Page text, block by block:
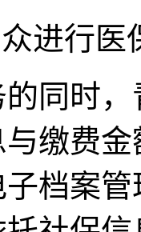
进行
时，
缴费
档案